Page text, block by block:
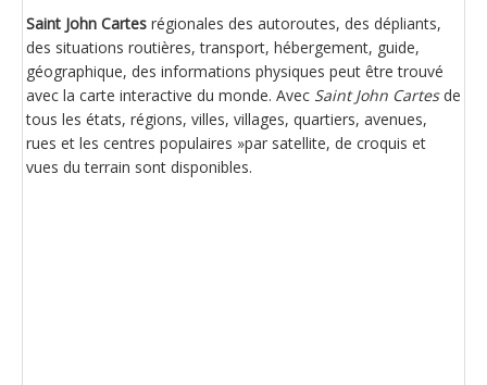
Saint John Cartes régionales des autoroutes, des dépliants,
des situations routières, transport, hébergement, guide,
géographique, des informations physiques peut être trouvé
avec la carte interactive du monde. Avec Saint John Cartesde
tous les états, régions, villes, villages, quartiers, avenues,
rues et les centres populaires »par satellite, de croquis et
vues du terrain sont disponibles.